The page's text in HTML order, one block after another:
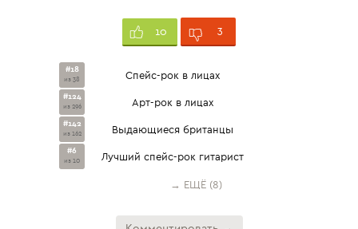
10 3
#18
из 38 Спейс-рок в лицах
#124
из 296 Арт-рок в лицах
#142
из 162 Выдающиеся британцы
#6
из 10 Лучший спейс-рок гитарист
→ ЕЩЁ (8)